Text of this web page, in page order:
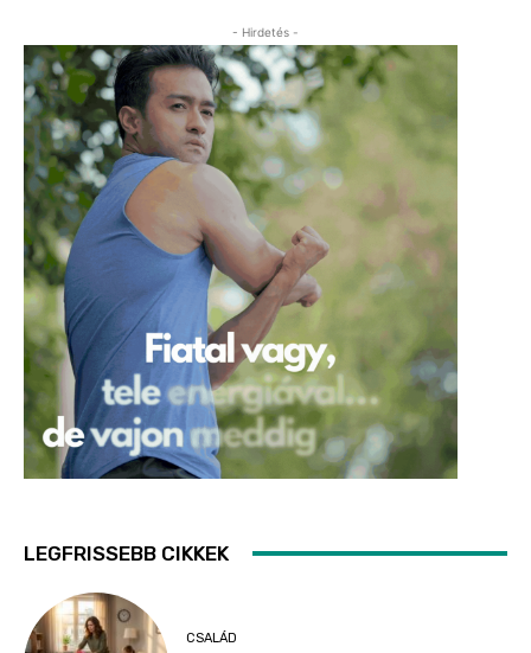
- Hirdetés -
LEGFRISSEBB CIKKEK
CSALÁD